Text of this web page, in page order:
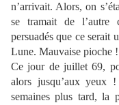
n’arrivait. Alors, on
se tramait de l’autre
persuadés que ce serait
Lune. Mauvaise pioche !
Ce jour de juillet 69,
alors jusqu’aux yeux
semaines plus tard, la